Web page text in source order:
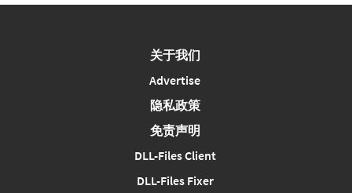
关于我们
Advertise
隐私政策
免责声明
DLL-Files Client
DLL-Files Fixer